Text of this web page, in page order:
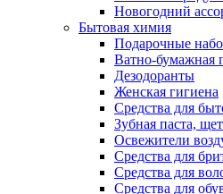
Новогодний
Бытовая химия
Подарочные
Ватно-бумажная
Дезодоранты
Женская гигиена
Средства для
Зубная паста,
Освежители
Средства для
Средства для
Средства для